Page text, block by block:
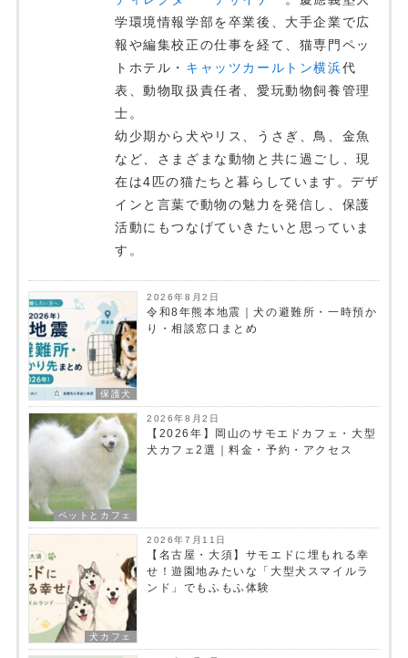
学環境情報学部を卒業後、大手企業で広
報や編集校正の仕事を経て、猫専門ペッ
トホテル・ キャッツカールトン横浜代
表、動物取扱責任者、愛玩動物飼養管理
士。
幼少期から犬やリス、うさぎ、鳥、金魚
など、さまざまな動物と共に過ごし、現
在は4匹の猫たちと暮らしています。デザ
インと言葉で動物の魅力を発信し、保護
活動にもつなげていきたいと思っていま
す。
保護犬
2026年8月2日
令和8年熊本地震｜犬の避難所・一時預か
り・相談窓口まとめ
ペットとカフェ
2026年8月2日
【2026年】岡山のサモエドカフェ・大型
犬カフェ2選｜料金・予約・アクセス
犬カフェ
2026年7月11日
【名古屋・大須】サモエドに埋もれる幸
せ！遊園地みたいな「大型犬スマイルラ
ンド」でもふもふ体験